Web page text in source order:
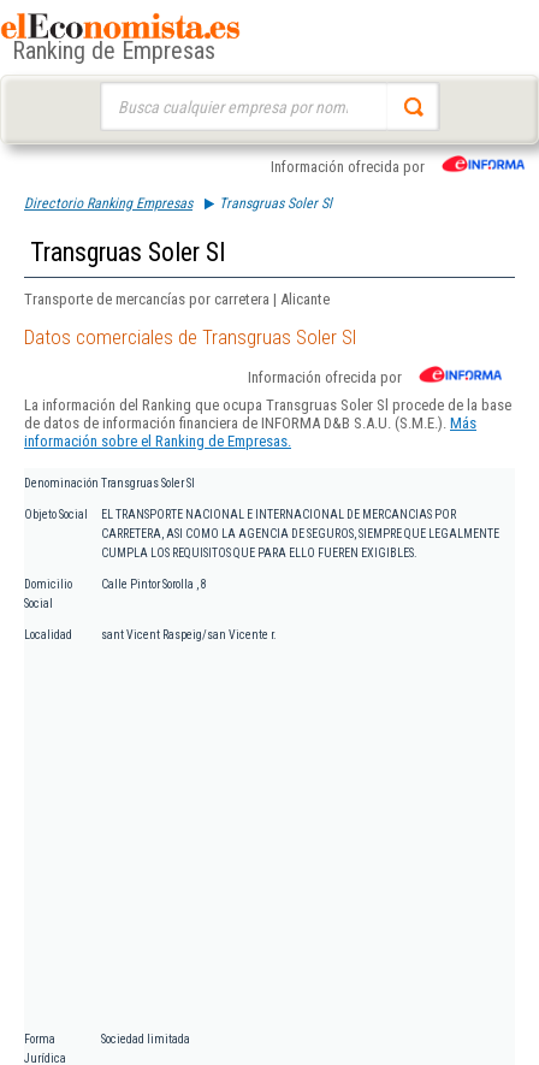
Ranking de Empresas
Información ofrecida por
Directorio Ranking Empresas Transgruas Soler Sl
Transgruas Soler Sl
Transporte de mercancías por carretera | Alicante
Datos comerciales de Transgruas Soler Sl
Información ofrecida por
La información del Ranking que ocupa Transgruas Soler Sl procede de la base
de datos de información financiera de INFORMA D&B S.A.U. (S.M.E.). Más
información sobre el Ranking de Empresas.
Denominación Transgruas Soler Sl
Objeto Social
EL TRANSPORTE NACIONAL E INTERNACIONAL DE MERCANCIAS POR
CARRETERA, ASI COMO LA AGENCIA DE SEGUROS, SIEMPRE QUE LEGALMENTE
CUMPLA LOS REQUISITOS QUE PARA ELLO FUEREN EXIGIBLES.
Domicilio
Social
Calle Pintor Sorolla , 8
Localidad sant Vicent Raspeig/san Vicente r.
Forma
Jurídica
Sociedad limitada